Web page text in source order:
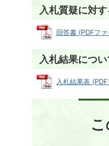
入札質疑に対
回答書 (PDFフ
入札結果につい
入札結果表